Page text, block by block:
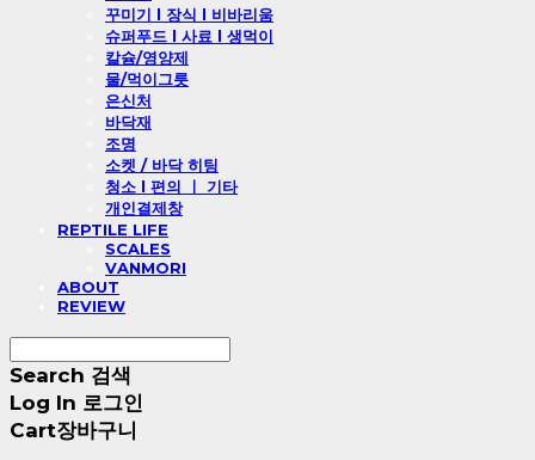
꾸미기 l 장식 l 비바리움
슈퍼푸드 l 사료 l 생먹이
칼슘/영양제
물/먹이그릇
은신처
바닥재
조명
소켓 / 바닥 히팅
청소 l 편의 ㅣ 기타
개인결제창
REPTILE LIFE
SCALES
VANMORI
ABOUT
REVIEW
Search 검색
Log In 로그인
Cart장바구니